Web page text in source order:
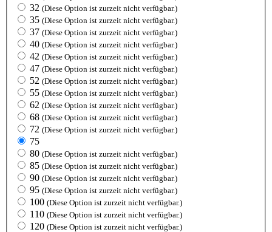
32 (Diese Option ist zurzeit nicht verfügbar.)
35 (Diese Option ist zurzeit nicht verfügbar.)
37 (Diese Option ist zurzeit nicht verfügbar.)
40 (Diese Option ist zurzeit nicht verfügbar.)
42 (Diese Option ist zurzeit nicht verfügbar.)
47 (Diese Option ist zurzeit nicht verfügbar.)
52 (Diese Option ist zurzeit nicht verfügbar.)
55 (Diese Option ist zurzeit nicht verfügbar.)
62 (Diese Option ist zurzeit nicht verfügbar.)
68 (Diese Option ist zurzeit nicht verfügbar.)
72 (Diese Option ist zurzeit nicht verfügbar.)
75
80 (Diese Option ist zurzeit nicht verfügbar.)
85 (Diese Option ist zurzeit nicht verfügbar.)
90 (Diese Option ist zurzeit nicht verfügbar.)
95 (Diese Option ist zurzeit nicht verfügbar.)
100 (Diese Option ist zurzeit nicht verfügbar.)
110 (Diese Option ist zurzeit nicht verfügbar.)
120 (Diese Option ist zurzeit nicht verfügbar.)